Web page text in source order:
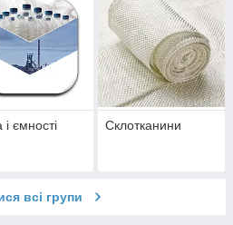
ємності Склотканини
всі групи